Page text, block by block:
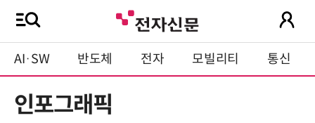
AI·SW 반도체 전자 모빌리티 통신
인포그래픽